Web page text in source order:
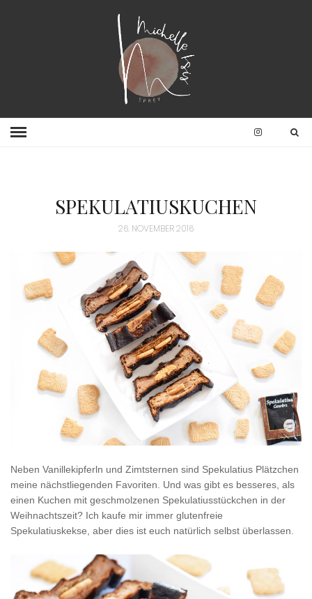
SPEKULATIUSKUCHEN
26. NOVEMBER 2016
Neben Vanillekipferln und Zimtsternen sind Spekulatius Plätzchen
meine nächstliegenden Favoriten. Und was gibt es besseres, als
einen Kuchen mit geschmolzenen Spekulatiusstückchen in der
Weihnachtszeit? Ich kaufe mir immer glutenfreie
Spekulatiuskekse, aber dies ist euch natürlich selbst überlassen.